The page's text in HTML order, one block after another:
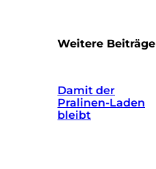
Weitere Beiträge
Damit der
Pralinen-Laden
bleibt